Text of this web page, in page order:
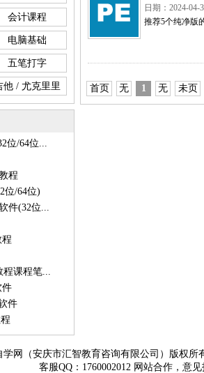
会计课程
电脑基础
五笔打字
他 / 尤克里里
位/64位...
程
位/64位)
件(32位...
程
程课程笔...
件
件
日期：2024-
推荐5个纯净版
首页 无 1 无 未页
学网（安庆市汇智教育咨询有限公司）版权
客服QQ：1760002012 网站合作，意